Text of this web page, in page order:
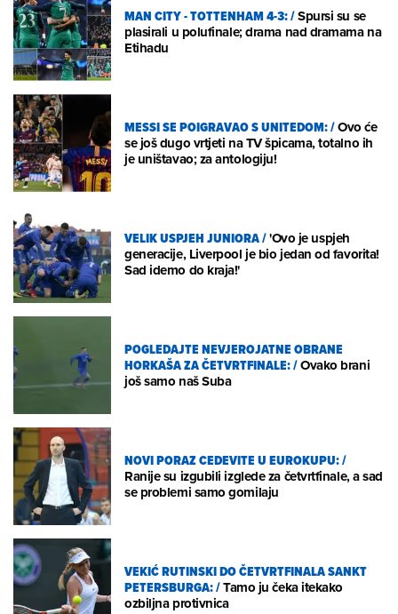
MAN CITY - TOTTENHAM 4-3:/Spursi su se
plasirali u polufinale; drama nad dramama na
Etihadu
MESSI SE POIGRAVAO S UNITEDOM:/Ovo će
se još dugo vrtjeti na TV špicama, totalno ih
je uništavao; za antologiju!
VELIK USPJEH JUNIORA/'Ovo je uspjeh
generacije, Liverpool je bio jedan od favorita!
Sad idemo do kraja!'
POGLEDAJTE NEVJEROJATNE OBRANE
HORKAŠA ZA ČETVRTFINALE:/Ovako brani
još samo naš Suba
NOVI PORAZ CEDEVITE U EUROKUPU:/
Ranije su izgubili izglede za četvrtfinale, a sad
se problemi samo gomilaju
VEKIĆ RUTINSKI DO ČETVRTFINALA SANKT
PETERSBURGA:/Tamo ju čeka itekako
ozbiljna protivnica